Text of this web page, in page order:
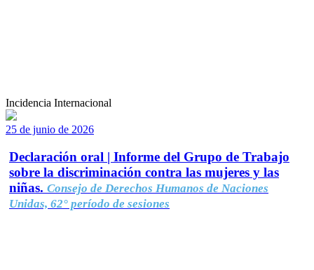
Incidencia Internacional
25 de junio de 2026
Declaración oral | Informe del Grupo de Trabajo
sobre la discriminación contra las mujeres y las
niñas. Consejo de Derechos Humanos de Naciones
Unidas, 62° período de sesiones